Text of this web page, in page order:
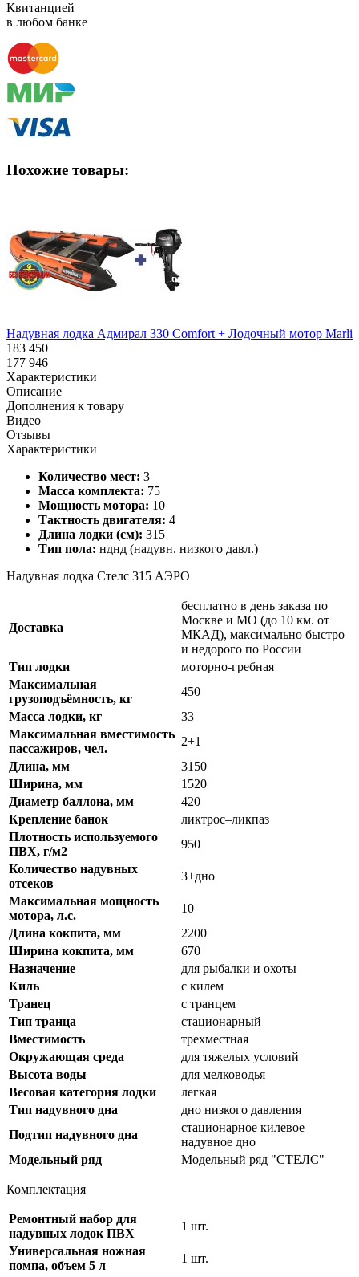
Квитанцией
в любом банке
Похожие товары:
Надувная лодка Адмирал 330 Comfort + Лодочный мотор
183 450
177 946
Характеристики
Описание
Дополнения к товару
Видео
Отзывы
Характеристики
Количество мест: 3
Масса комплекта: 75
Мощность мотора: 10
Тактность двигателя: 4
Длина лодки (см): 315
Тип пола: нднд (надувн. низкого давл.)
Надувная лодка Стелс 315 АЭРО
Доставка
бесплатно в день заказа по
Москве и МО (до 10 км. от
МКАД), максимально быстро
и недорого по России
Тип лодки
моторно-гребная
Максимальная
грузоподъёмность, кг
450
Масса лодки, кг
33
Максимальная вместимость
пассажиров, чел.
2+1
Длина, мм
3150
Ширина, мм
1520
Диаметр баллона, мм
420
Крепление банок
ликтрос–ликпаз
Плотность используемого
ПВХ, г/м2
950
Количество надувных
отсеков
3+дно
Максимальная мощность
мотора, л.с.
10
Длина кокпита, мм
2200
Ширина кокпита, мм
670
Назначение
для рыбалки и охоты
Киль
с килем
Транец
с транцем
Тип транца
стационарный
Вместимость
трехместная
Окружающая среда
для тяжелых условий
Высота воды
для мелководья
Весовая категория лодки
легкая
Тип надувного дна
дно низкого давления
Подтип надувного дна
стационарное килевое
надувное дно
Модельный ряд
Модельный ряд "СТЕЛС"
Комплектация
Ремонтный набор для
надувных лодок ПВХ
1 шт.
Универсальная ножная
помпа, объем 5 л
1 шт.